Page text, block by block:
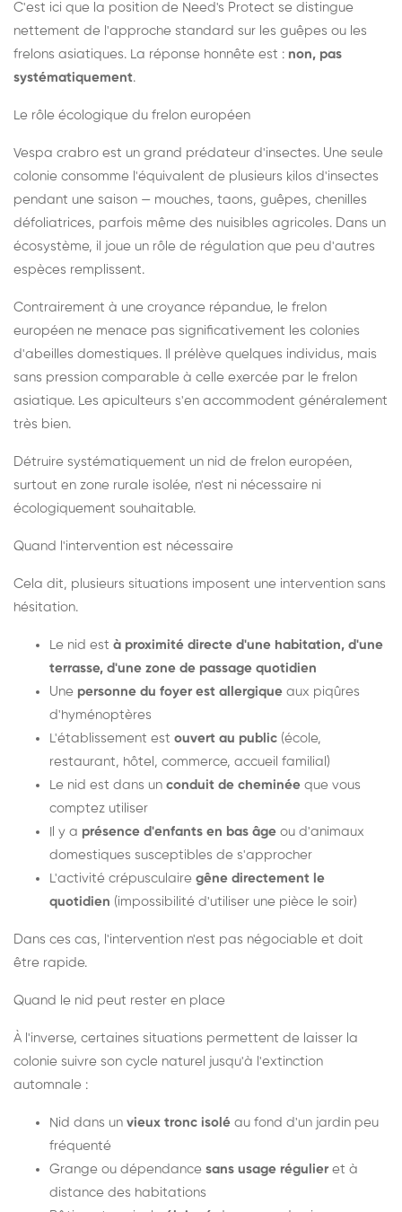
C'est ici que la position de Need's Protect se distingue
nettement de l'approche standard sur les guêpes ou les
frelons asiatiques. La réponse honnête est : non, pas
systématiquement.
Le rôle écologique du frelon européen
Vespa crabro est un grand prédateur d'insectes. Une seule
colonie consomme l'équivalent de plusieurs kilos d'insectes
pendant une saison — mouches, taons, guêpes, chenilles
défoliatrices, parfois même des nuisibles agricoles. Dans un
écosystème, il joue un rôle de régulation que peu d'autres
espèces remplissent.
Contrairement à une croyance répandue, le frelon
européen ne menace pas significativement les colonies
d'abeilles domestiques. Il prélève quelques individus, mais
sans pression comparable à celle exercée par le frelon
asiatique. Les apiculteurs s'en accommodent généralement
très bien.
Détruire systématiquement un nid de frelon européen,
surtout en zone rurale isolée, n'est ni nécessaire ni
écologiquement souhaitable.
Quand l'intervention est nécessaire
Cela dit, plusieurs situations imposent une intervention sans
hésitation.
Le nid est à proximité directe d'une habitation, d'une
terrasse, d'une zone de passage quotidien
Une personne du foyer est allergique aux piqûres
d'hyménoptères
L'établissement est ouvert au public (école,
restaurant, hôtel, commerce, accueil familial)
Le nid est dans un conduit de cheminée que vous
comptez utiliser
Il y a présence d'enfants en bas âge ou d'animaux
domestiques susceptibles de s'approcher
L'activité crépusculaire gêne directement le
quotidien (impossibilité d'utiliser une pièce le soir)
Dans ces cas, l'intervention n'est pas négociable et doit
être rapide.
Quand le nid peut rester en place
À l'inverse, certaines situations permettent de laisser la
colonie suivre son cycle naturel jusqu'à l'extinction
automnale :
Nid dans un vieux tronc isolé au fond d'un jardin peu
fréquenté
Grange ou dépendance sans usage régulier et à
distance des habitations